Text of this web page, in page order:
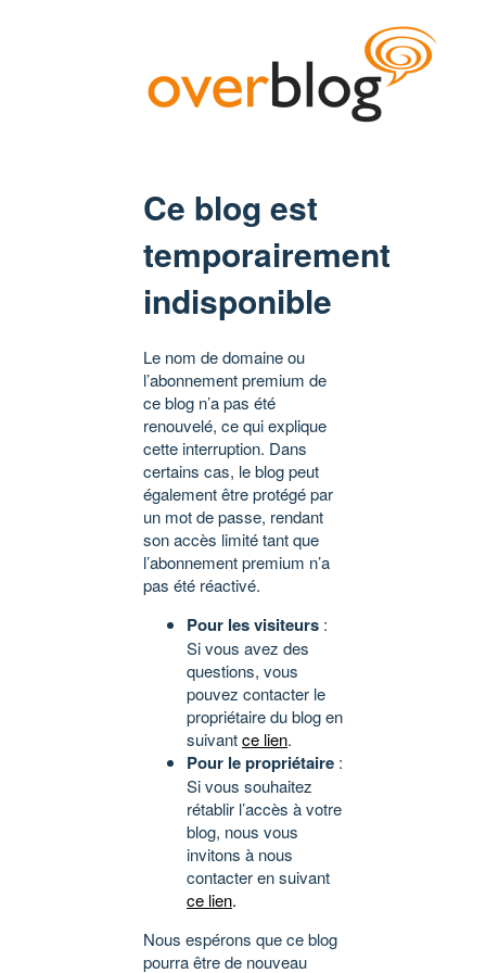
Ce blog est
temporairement
indisponible
Le nom de domaine ou
l’abonnement premium de
ce blog n’a pas été
renouvelé, ce qui explique
cette interruption. Dans
certains cas, le blog peut
également être protégé par
un mot de passe, rendant
son accès limité tant que
l’abonnement premium n’a
pas été réactivé.
Pour les visiteurs :
Si vous avez des
questions, vous
pouvez contacter le
propriétaire du blog en
suivantce lien.
Pour le propriétaire :
Si vous souhaitez
rétablir l’accès à votre
blog, nous vous
invitons à nous
contacter en suivant
ce lien.
Nous espérons que ce blog
pourra être de nouveau